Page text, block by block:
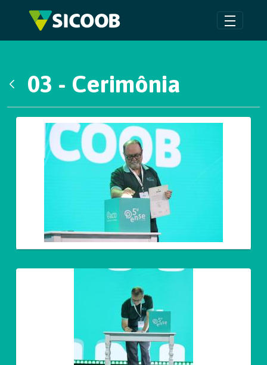
Pular para o Conteúdo principal
03 - Cerimônia
Galeria de Mídias